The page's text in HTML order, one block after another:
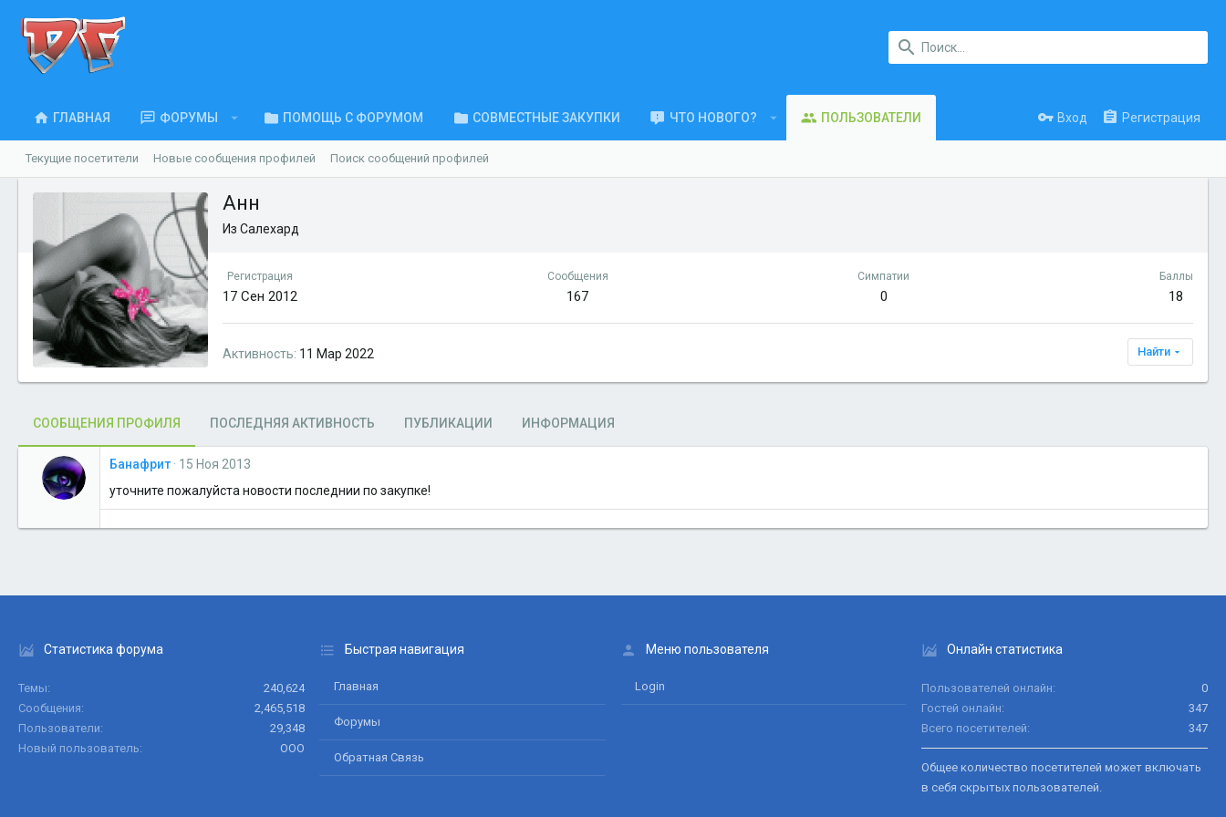
ГЛАВНАЯ ФОРУМЫ ПОМОЩЬ С ФОРУМОМ СОВМЕСТНЫЕ ЗАКУПКИ ЧТО НОВОГО? ПОЛЬЗОВАТЕЛИ Вход Регистрация
Текущие посетители Новые сообщения профилей Поиск сообщений профилей
Анн
Из Салехард
Регистрация
17 Сен 2012
Сообщения
167
Симпатии
0
Баллы
18
Активность 11 Мар 2022 Найти
СООБЩЕНИЯ ПРОФИЛЯ ПОСЛЕДНЯЯ АКТИВНОСТЬ ПУБЛИКАЦИИ ИНФОРМАЦИЯ
Банафрит
15 Ноя 2013
уточните пожалуйста новости последнии по закупке!
Статистика форума
Темы
240,624
Сообщения
2,465,518
Пользователи
29,348
Новый пользователь
ООО
Быстрая навигация
Главная
Форумы
Обратная Связь
Меню пользователя
Login
Онлайн статистика
Пользователей онлайн
0
Гостей онлайн
347
Всего посетителей
347
Общее количество посетителей может включать
в себя скрытых пользователей.